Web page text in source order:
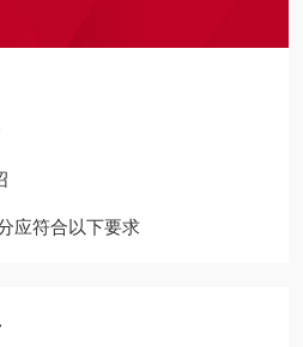
应符合以下要求